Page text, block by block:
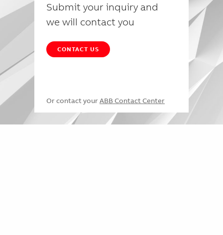
Submit your inquiry and
we will contact you
CONTACT US
Or contact your ABB Contact Center